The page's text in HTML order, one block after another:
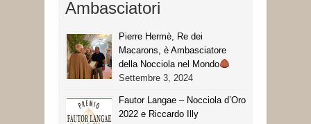
Ambasciatori
Pierre Hermè, Re dei
Macarons, è Ambasciatore
della Nocciola nel Mondo
Settembre 3, 2024
Fautor Langae – Nocciola d’Oro
2022 e Riccardo Illy